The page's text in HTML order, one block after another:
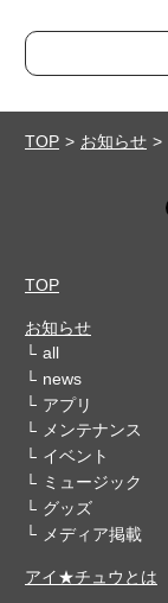
TOP お知らせ
TOP
お知らせ
all
news
アプリ
メンテナンス
イベント
ミュージック
グッズ
メディア掲載
アイ★チュウとは